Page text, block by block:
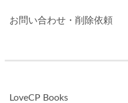
お問い合わせ・削除依頼
LoveCP Books